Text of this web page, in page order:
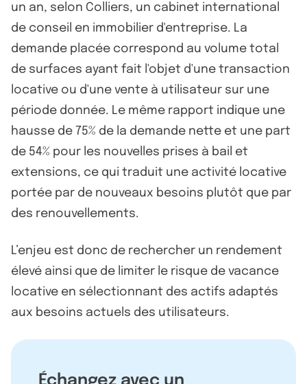
un an, selon Colliers, un cabinet international
de conseil en immobilier d'entreprise. La
demande placée correspond au volume total
de surfaces ayant fait l'objet d'une transaction
locative ou d'une vente à utilisateur sur une
période donnée. Le même rapport indique une
hausse de 75% de la demande nette et une part
de 54% pour les nouvelles prises à bail et
extensions, ce qui traduit une activité locative
portée par de nouveaux besoins plutôt que par
des renouvellements.
L’enjeu est donc de rechercher un rendement
élevé ainsi que de limiter le risque de vacance
locative en sélectionnant des actifs adaptés
aux besoins actuels des utilisateurs.